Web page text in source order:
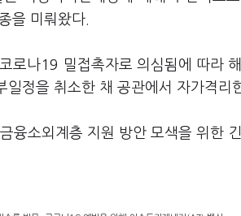
을 미뤄왔다.
로나19 밀접촉자로 의심됨에 따라
정을 취소한 채 공관에서 자가격리
융소외계층 지원 방안 모색을 위한